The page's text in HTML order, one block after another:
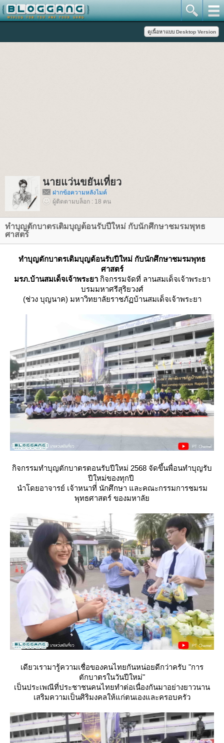
นายแว่นขยันเที่ยว
ฝากข้อความหลังไมค์
ผู้ติดตามบล็อก : 18 คน
ทำบุญตักบาตรเติมบุญต้อนรับปีใหม่ กับนักศึกษาชมรมพุทธ
ศาสตร์
ทำบุญตักบาตรเติมบุญต้อนรับปีใหม่ กับนักศึกษาชมรมพุทธ
ศาสตร์
มรภ.บ้านสมเด็จเจ้าพระยา กิจกรรมจัดที่ ลานสมเด็จเจ้าพระยา
บรมมหาศรีสุริยวงศ์
(ช่วง บุญนาค) มหาวิทยาลัยราชภัฏบ้านสมเด็จเจ้าพระยา
กิจกรรมทำบุญตักบาตรตอนรับปีใหม่ 2568 จัดขึ้นพื่อนทำบุญรับ
ปีใหม่ของทุกปี
นำโดยอาจารย์ เจ้าหนาที่่ นักศึกษา และคณะกรรมการชมรม
พุทธศาสตร์ ของมหาลั
เดียวเรามารู้ความเชื่อของคนไทยกันหน่อยดีกว่าครับ "การ
ตักบาตรในวันปีใหม่"
เป็นประเพณีที่ประชาชนคนไทยทำต่อเนื่องกันมาอย่างยาวนาน
เสริมความเป็นศิริมงคลให้แก่ตนเองและครอบครัว